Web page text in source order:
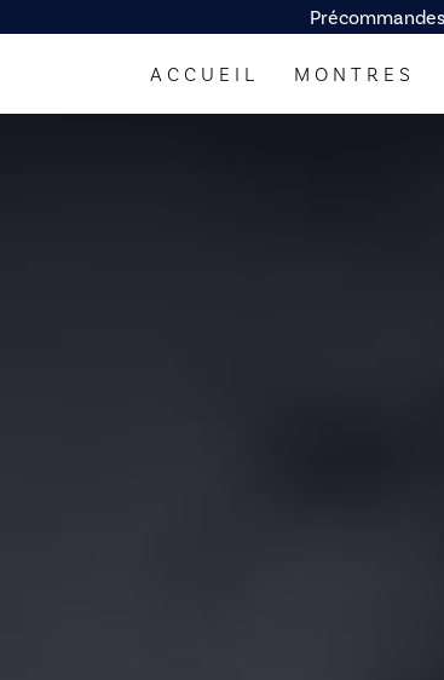
ACCUEIL MONTRES